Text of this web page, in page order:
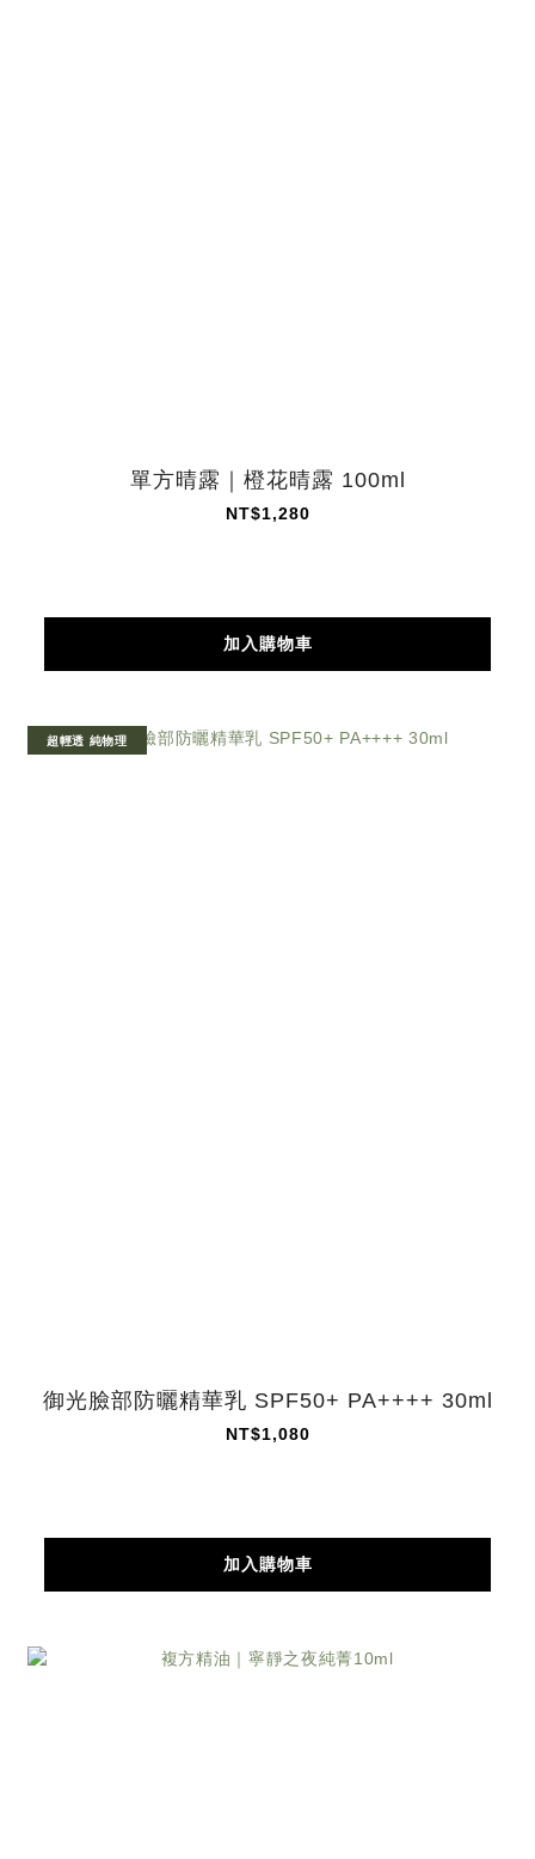
單方晴露｜橙花晴露 100ml
NT$1,280
加入購物車
超輕透 純物理
御光臉部防曬精華乳 SPF50+ PA++++ 30ml
NT$1,080
加入購物車